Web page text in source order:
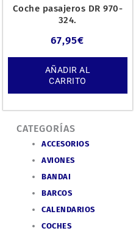
CATEGORÍAS
ACCESORIOS
AVIONES
BANDAI
BARCOS
CALENDARIOS
COCHES
Coche pasajeros DR 970-
324.
67,95€
AÑADIR AL
CARRITO